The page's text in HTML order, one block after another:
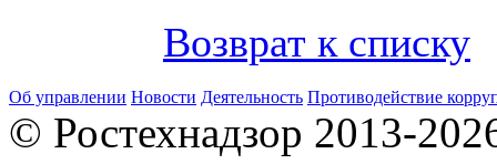
Возврат к списку
Об управлении Новости Деятельность Противодействие
© Ростехнадзор 2013-